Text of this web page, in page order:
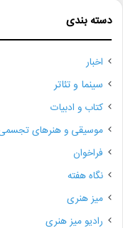
دسته بندی
اخبار
سینما و تئاتر
کتاب و ادبیات
موسیقی و هنرهای
فراخوان
نگاه هفته
میز هنری
رادیو میز هنری